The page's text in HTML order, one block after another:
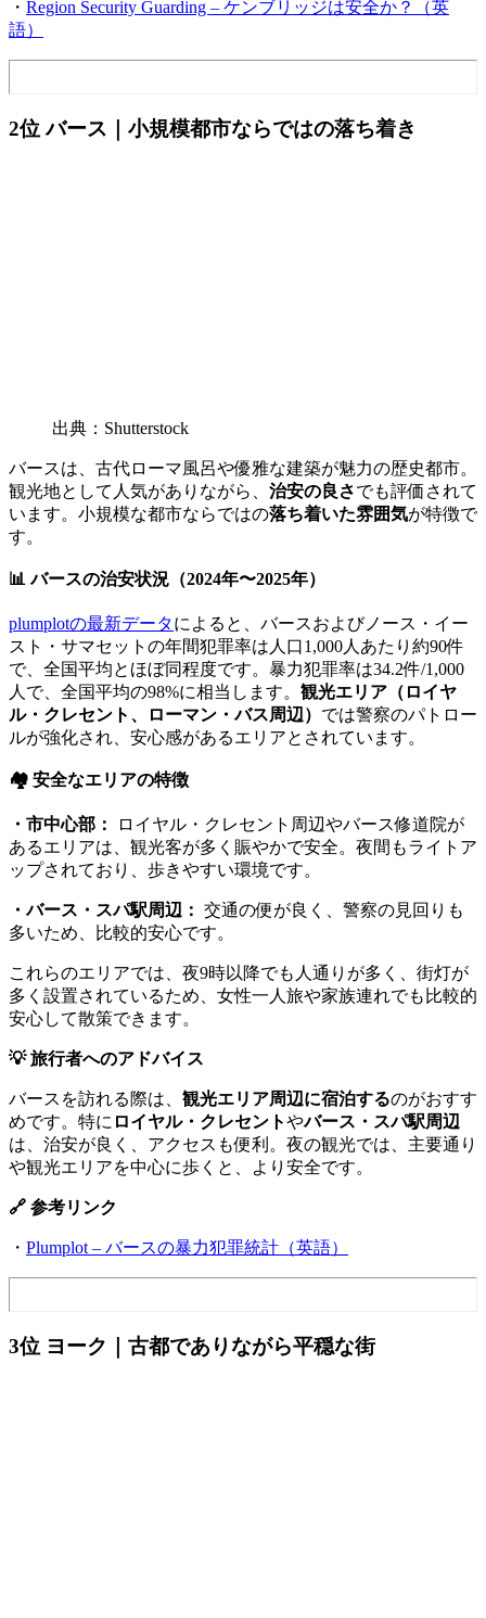
・ Region Security Guarding – ケンブリッジは安全か？（英
語）
2位 バース｜小規模都市ならではの落ち着き
出典：Shutterstock
バースは、古代ローマ風呂や優雅な建築が魅力の歴史都市。
観光地として人気がありながら、 治安の良さでも評価されて
います。小規模な都市ならではの落ち着いた雰囲気が特徴で
す。
📊 バースの治安状況（2024年〜2025年）
plumplotの最新データによると、バースおよびノース・イー
スト・サマセットの年間犯罪率は人口1,000人あたり約90件
で、全国平均とほぼ同程度です。暴力犯罪率は34.2件/1,000
人で、全国平均の98%に相当します。 観光エリア（ロイヤ
ル・クレセント、ローマン・バス周辺） では警察のパトロー
ルが強化され、安心感があるエリアとされています。
🏘️ 安全なエリアの特徴
・市中心部：
ロイヤル・クレセント周辺やバース修道院が
あるエリアは、観光客が多く賑やかで安全。夜間もライトア
ップされており、歩きやすい環境です。
・バース・スパ駅周辺： 交通の便が良く、警察の見回りも
多いため、比較的安心です。
これらのエリアでは、夜9時以降でも人通りが多く、街灯が
多く設置されているため、女性一人旅や家族連れでも比較的
安心して散策できます。
💡 旅行者へのアドバイス
バースを訪れる際は、 観光エリア周辺に宿泊するのがおすす
めです。特に ロイヤル・クレセントやバース・スパ駅周辺
は、治安が良く、アクセスも便利。夜の観光では、主要通り
や観光エリアを中心に歩くと、より安全です。
🔗 参考リンク
・ Plumplot – バースの暴力犯罪統計（英語）
3位 ヨーク｜古都でありながら平穏な街